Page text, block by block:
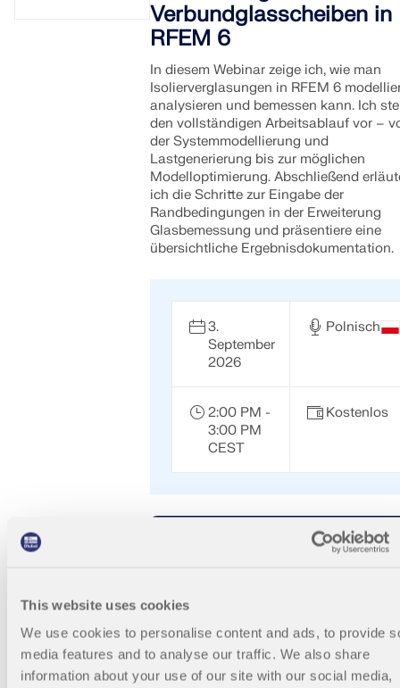
This website uses cookies
We use cookies to personalise content and ads, to provide
media features and to analyse our traffic. We also share
information about your use of our site with our social media,
Verbundglasscheiben in
RFEM 6
In diesem Webinar zeige ich, wie man
Isolierverglasungen in RFEM 6
analysieren und bemessen kann. Ich
den vollständigen Arbeitsablauf vor –
der Systemmodellierung und
Lastgenerierung bis zur möglichen
Modelloptimierung. Abschließend
ich die Schritte zur Eingabe der
Randbedingungen in der Erweiterung
Glasbemessung und präsentiere eine
übersichtliche Ergebnisdokumentation.
3.
September
2026
Polnisch
2:00 PM -
3:00 PM
CEST
Kostenlos
ANMELDEN
Bevorstehend 003861